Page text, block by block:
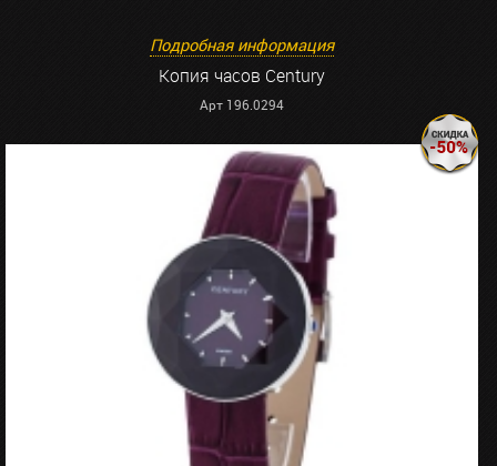
Подробная информация
Копия часов Century
Арт 196.0294